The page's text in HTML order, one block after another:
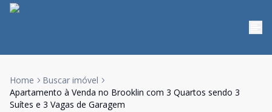
Home
Buscar imóvel
Apartamento à Venda no Brooklin com 3 Quartos sendo 3
Suítes e 3 Vagas de Garagem